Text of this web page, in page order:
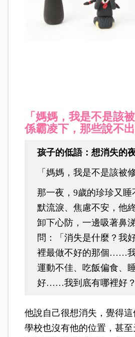
「媽媽，我是不是該
係霸凌下，那些說不
孩子的低語：想消失的
「媽媽，我是不是該被
那一夜，9歲的珍珍又睡
默流淚、焦慮不安，他
卸下心防，一邊吸著鼻
問：「消失是什麼？我
裡最做不好的那個……我
運動不佳、吃飯偏食、
好……我到底有哪裡好？
他說自己很想消失，覺得這
學校也沒有他的位置，甚